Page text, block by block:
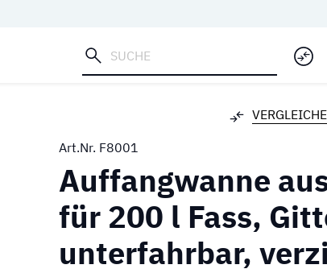
Art.Nr. F8001
Auffangwanne
für 200 l Fass,
unterfahrbar,